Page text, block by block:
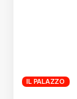
IL PALAZZO